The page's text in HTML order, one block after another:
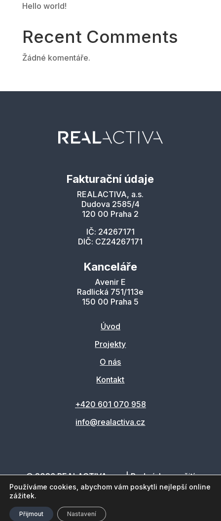
Hello world!
Recent Comments
Žádné komentáře.
Fakturační údaje
REALACTIVA, a.s.
Dudova 2585/4
120 00 Praha 2
IČ: 24267171
DIČ: CZ24267171
Kanceláře
Avenir E
Radlická 751/113e
150 00 Praha 5
Úvod
Projekty
O nás
Kontakt
+420 601 070 958
info@realactiva.cz
© 2026 REALACTIVA, a.s. |Podmínky použití
webu| Ochrana osobních údajů
Používáme cookies, abychom vám poskytli nejlepší online
zážitek.
Přijmout Nastavení